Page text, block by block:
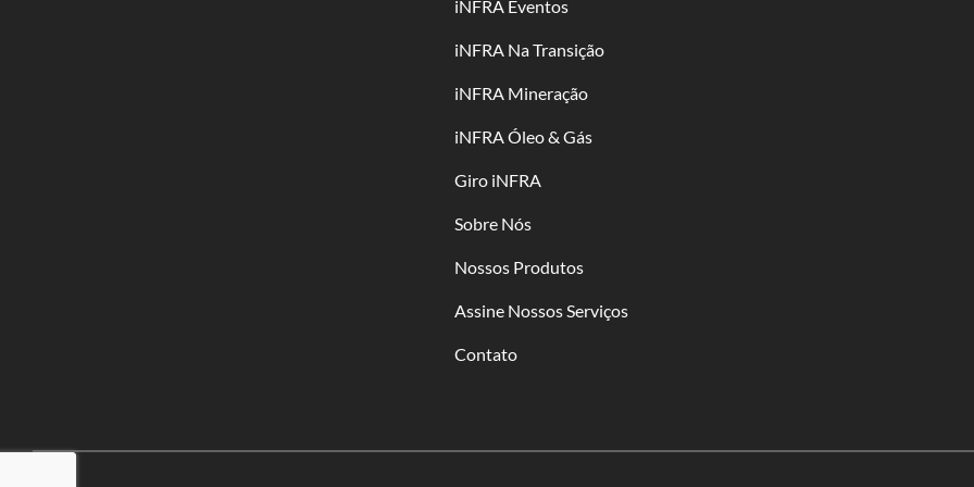
iNFRA Eventos
iNFRA Na Transição
iNFRA Mineração
iNFRA Óleo & Gás
Giro iNFRA
Sobre Nós
Nossos Produtos
Assine Nossos Serviços
Contato